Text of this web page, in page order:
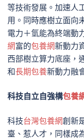
等技術發展。加速人
用。同時應樹立面向
電力＋氫能為終端動
網富的包養網新動力
西部樹立算力底座，
和長期包養新動力融
科技自立自強構包養
科技台灣包養網創新
臺、惹人才，同樣成